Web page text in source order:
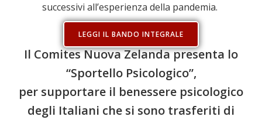
successivi all’esperienza della pandemia.
LEGGI IL BANDO INTEGRALE
Il Comites Nuova Zelanda presenta lo
“Sportello Psicologico”,
per supportare il benessere psicologico
degli Italiani che si sono trasferiti di